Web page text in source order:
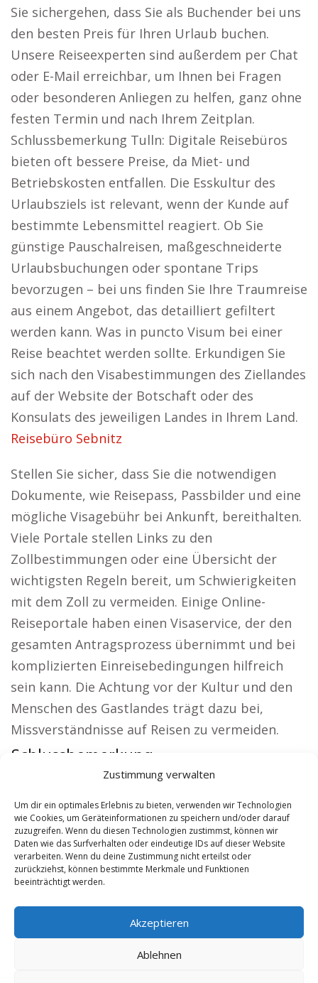
Zustimmung verwalten
Um dir ein optimales Erlebnis zu bieten, verwenden wir Technologien
wie Cookies, um Geräteinformationen zu speichern und/oder darauf
zuzugreifen. Wenn du diesen Technologien zustimmst, können wir
Daten wie das Surfverhalten oder eindeutige IDs auf dieser Website
verarbeiten. Wenn du deine Zustimmung nicht erteilst oder
zurückziehst, können bestimmte Merkmale und Funktionen
beeinträchtigt werden.
Akzeptieren
Ablehnen
Sie sichergehen, dass Sie als Buchender bei uns
den besten Preis für Ihren Urlaub buchen.
Unsere Reiseexperten sind außerdem per Chat
oder E-Mail erreichbar, um Ihnen bei Fragen
oder besonderen Anliegen zu helfen, ganz ohne
festen Termin und nach Ihrem Zeitplan.
Schlussbemerkung Tulln: Digitale Reisebüros
bieten oft bessere Preise, da Miet- und
Betriebskosten entfallen. Die Esskultur des
Urlaubsziels ist relevant, wenn der Kunde auf
bestimmte Lebensmittel reagiert. Ob Sie
günstige Pauschalreisen, maßgeschneiderte
Urlaubsbuchungen oder spontane Trips
bevorzugen – bei uns finden Sie Ihre Traumreise
aus einem Angebot, das detailliert gefiltert
werden kann. Was in puncto Visum bei einer
Reise beachtet werden sollte. Erkundigen Sie
sich nach den Visabestimmungen des Ziellandes
auf der Website der Botschaft oder des
Konsulats des jeweiligen Landes in Ihrem Land.
Reisebüro Sebnitz
Stellen Sie sicher, dass Sie die notwendigen
Dokumente, wie Reisepass, Passbilder und eine
mögliche Visagebühr bei Ankunft, bereithalten.
Viele Portale stellen Links zu den
Zollbestimmungen oder eine Übersicht der
wichtigsten Regeln bereit, um Schwierigkeiten
mit dem Zoll zu vermeiden. Einige Online-
Reiseportale haben einen Visaservice, der den
gesamten Antragsprozess übernimmt und bei
komplizierten Einreisebedingungen hilfreich
sein kann. Die Achtung vor der Kultur und den
Menschen des Gastlandes trägt dazu bei,
Missverständnisse auf Reisen zu vermeiden.
Schlussbemerkung:
Lokale Hinweise:Kirche Tulln|Autovermietung
Tulln| Sicherheitsdienst Tulln|Hauskauf Tulln
|Hundeschule Tulln|Schamane Tulln
Contents [show]
No tags for this post.